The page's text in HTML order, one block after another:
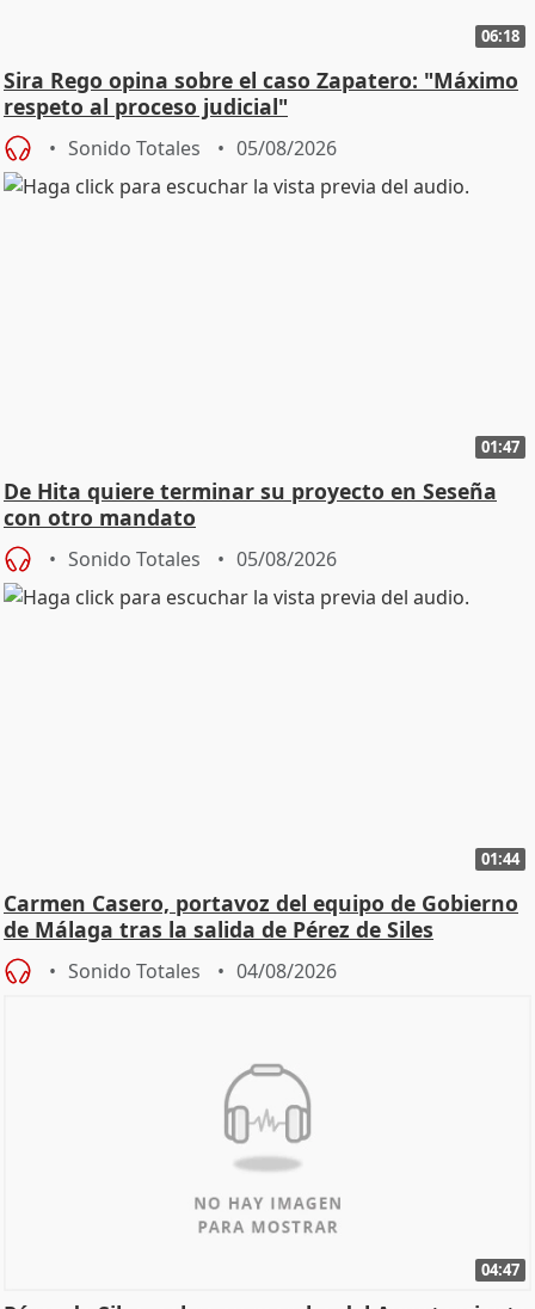
06:18
Sira Rego opina sobre el caso Zapatero: "Máximo
respeto al proceso judicial"
Sonido Totales 05/08/2026
01:47
De Hita quiere terminar su proyecto en Seseña
con otro mandato
Sonido Totales 05/08/2026
01:44
Carmen Casero, portavoz del equipo de Gobierno
de Málaga tras la salida de Pérez de Siles
Sonido Totales 04/08/2026
04:47